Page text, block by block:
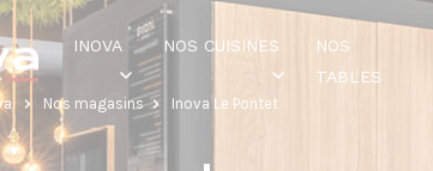
INOVA NOS CUISINES
NOS
TABLES
Nos magasins Inova Le Pontet